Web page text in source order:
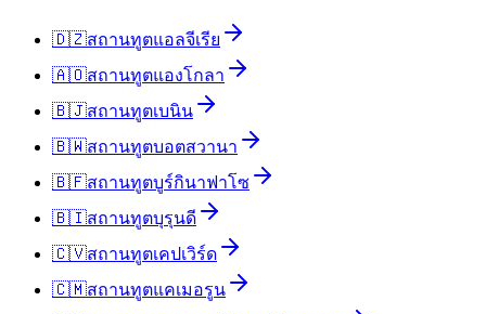
🇩🇿สถานทูตแอลจีเรีย
🇦🇴สถานทูตแองโกลา
🇧🇯สถานทูตเบนิน
🇧🇼สถานทูตบอตสวานา
🇧🇫สถานทูตบูร์กินาฟาโซ
🇧🇮สถานทูตบุรุนดี
🇨🇻สถานทูตเคปเวิร์ด
🇨🇲สถานทูตแคเมอรูน